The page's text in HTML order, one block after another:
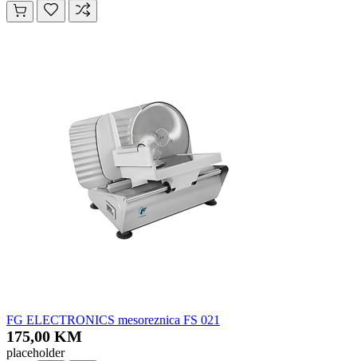
FG ELECTRONICS mesoreznica FS 021
175,00 KM
placeholder